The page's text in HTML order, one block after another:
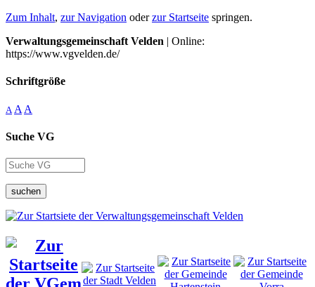
Zum Inhalt, zur Navigation oderzur Startseite springen.
Verwaltungsgemeinschaft Velden | Online:
https://www.vgvelden.de/
Schriftgröße
A A A
Suche VG
suchen